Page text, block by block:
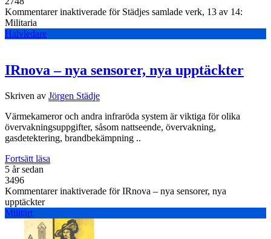
Kommentarer inaktiverade för Städjes samlade verk, 13 av 14:
Militaria
Halvledare
IRnova – nya sensorer, nya upptäckter
Skriven av Jörgen Städje
Värmekameror och andra infraröda system är viktiga för olika
övervakningsuppgifter, såsom nattseende, övervakning,
gasdetektering, brandbekämpning ..
Fortsätt läsa
5 år sedan
3496
Kommentarer inaktiverade för IRnova – nya sensorer, nya
upptäckter
Militärt